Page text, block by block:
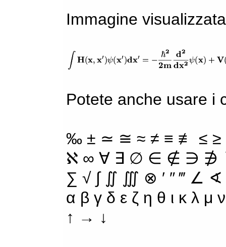
Immagine
Potete anche usare i
‰ ± ≃ ≅ ≈ ≠ ≡ ≢ ≤
ℵ ∞ ∀ ∃ ∅ ∈ ∉ ∋ ∌
∑ √ ∫ ∬ ∭ ⊗ ′ ″ ‴ ∠
α β γ δ ε ζ η θ ι κ λ
↑ → ↓